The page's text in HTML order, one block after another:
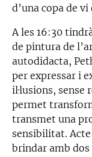
d’una copa de
A les 16:30
de pintura de
autodidacta,
per expressar i
il·lusions,
permet
transmet una
sensibilitat.
brindar amb